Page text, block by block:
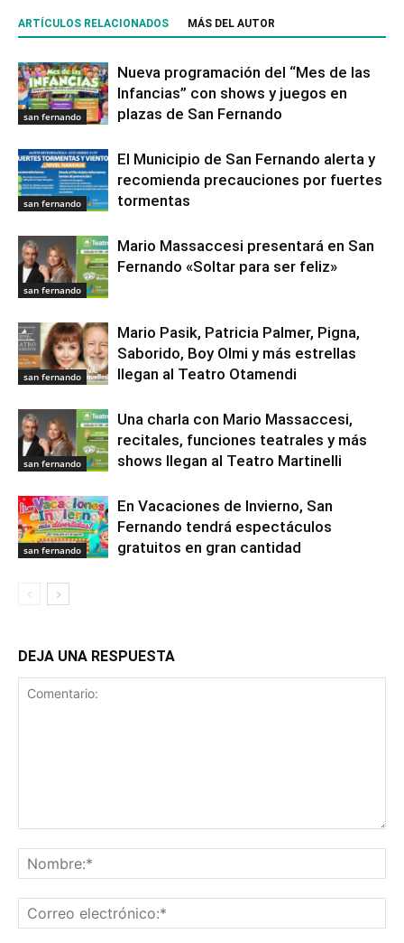
ARTÍCULOS RELACIONADOS MÁS DEL AUTOR
san fernando
Nueva programación del “Mes de las
Infancias” con shows y juegos en
plazas de San Fernando
san fernando
El Municipio de San Fernando alerta y
recomienda precauciones por fuertes
tormentas
san fernando
Mario Massaccesi presentará en San
Fernando «Soltar para ser feliz»
san fernando
Mario Pasik, Patricia Palmer, Pigna,
Saborido, Boy Olmi y más estrellas
llegan al Teatro Otamendi
san fernando
Una charla con Mario Massaccesi,
recitales, funciones teatrales y más
shows llegan al Teatro Martinelli
san fernando
En Vacaciones de Invierno, San
Fernando tendrá espectáculos
gratuitos en gran cantidad
DEJA UNA RESPUESTA